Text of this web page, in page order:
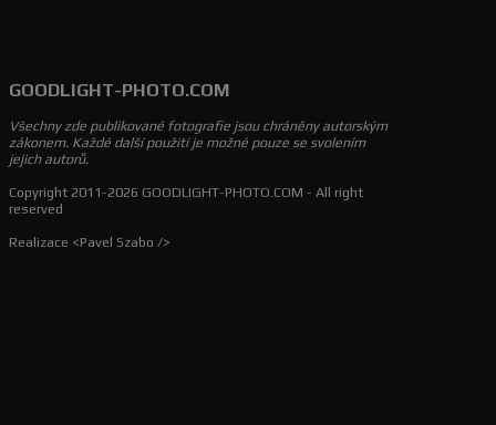
GOODLIGHT-PHOTO.COM
Všechny zde publikované fotografie jsou chráněny autorským
zákonem. Každé další použití je možné pouze se svolením
jejich autorů.
Copyright 2011-2026 GOODLIGHT-PHOTO.COM - All right
reserved
Realizace <Pavel Szabo />